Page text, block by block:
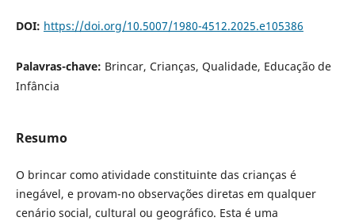
DOI: https://doi.org/10.5007/1980-4512.2025.e105386
Palavras-chave: Brincar, Crianças, Qualidade, Educação de
Infância
Resumo
O brincar como atividade constituinte das crianças é
inegável, e provam-no observações diretas em qualquer
cenário social, cultural ou geográfico. Esta é uma